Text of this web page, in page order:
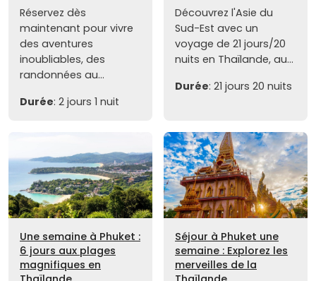
Réservez dès
maintenant pour vivre
des aventures
inoubliables, des
randonnées au...
Durée: 2 jours 1 nuit
Découvrez l'Asie du
Sud-Est avec un
voyage de 21 jours/20
nuits en Thaïlande, au...
Durée: 21 jours 20 nuits
Une semaine à Phuket :
6 jours aux plages
magnifiques en
Séjour à Phuket une
semaine : Explorez les
merveilles de la